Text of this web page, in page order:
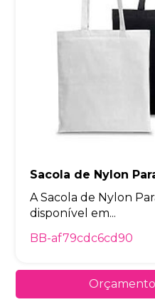
Sacola de Nylon
A Sacola de Nylon
disponível em...
BB-af79cdc6cd90